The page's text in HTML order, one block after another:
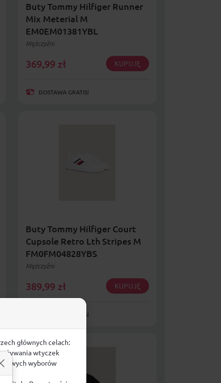
Buty Tommy Hilfiger Runner
Mix Meterial M
EM0EM01381YBL
Mężczyźni
369,99 zł KUPUJĘ
DOSTAWA GRATIS!
Buty Tommy Hilfiger Court
Cupsole Retro Lth Stripes M
FM0FM04828YBS
Mężczyźni
389,99 zł KUPUJĘ
DOSTAWA GRATIS!
głównych celach:
używania wtyczek
wyborów